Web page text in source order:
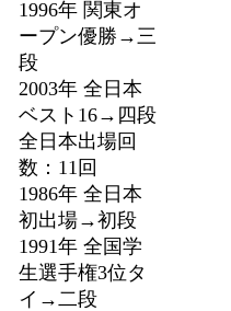
1996年 関東オ
ープン優勝→三
段
2003年 全日本
ベスト16→四段
全日本出場回
数：11回
1986年 全日本
初出場→初段
1991年 全国学
生選手権3位タ
イ→二段